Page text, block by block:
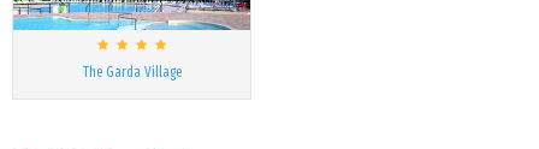
The Garda Village